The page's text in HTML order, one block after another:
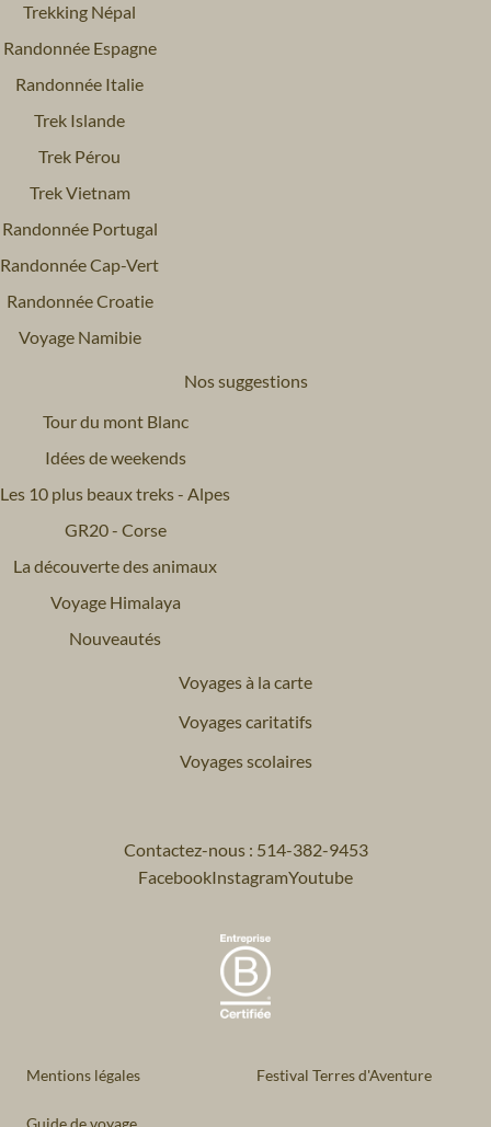
Trekking Népal
Randonnée Espagne
Randonnée Italie
Trek Islande
Trek Pérou
Trek Vietnam
Randonnée Portugal
Randonnée Cap-Vert
Randonnée Croatie
Voyage Namibie
Nos suggestions
Tour du mont Blanc
Idées de weekends
Les 10 plus beaux treks - Alpes
GR20 - Corse
La découverte des animaux
Voyage Himalaya
Nouveautés
Voyages à la carte
Voyages caritatifs
Voyages scolaires
Contactez-nous : 514-382-9453
FacebookInstagramYoutube
Mentions légales Festival Terres d'Aventure
Guide de voyage